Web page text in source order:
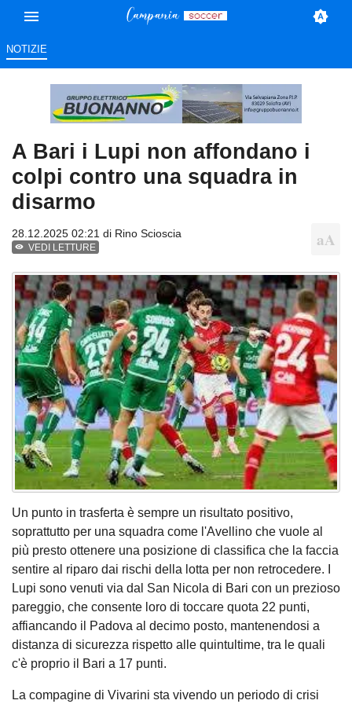
NOTIZIE
A Bari i Lupi non affondano i
colpi contro una squadra in
disarmo
28.12.2025 02:21 di Rino Scioscia
VEDI LETTURE
Un punto in trasferta è sempre un risultato positivo,
soprattutto per una squadra come l'Avellino che vuole al
più presto ottenere una posizione di classifica che la faccia
sentire al riparo dai rischi della lotta per non retrocedere. I
Lupi sono venuti via dal San Nicola di Bari con un prezioso
pareggio, che consente loro di toccare quota 22 punti,
affiancando il Padova al decimo posto, mantenendosi a
distanza di sicurezza rispetto alle quintultime, tra le quali
c'è proprio il Bari a 17 punti.
La compagine di Vivarini sta vivendo un periodo di crisi